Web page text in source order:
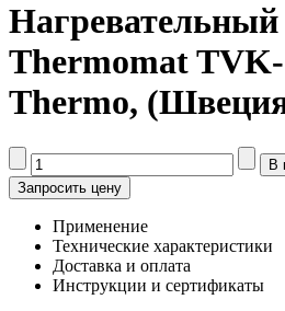
Thermomat TVK-
Thermo,
Запросить цену
Применение
Технические характеристики
Доставка и оплата
Инструкции и сертификаты